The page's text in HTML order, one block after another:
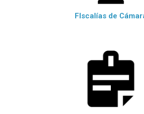
FIscalías de